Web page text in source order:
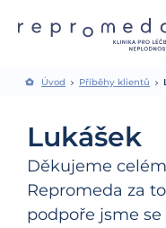
Úvod Příběhy klientů
Lukášek
Děkujeme
Repromeda za
podpoře jsme se